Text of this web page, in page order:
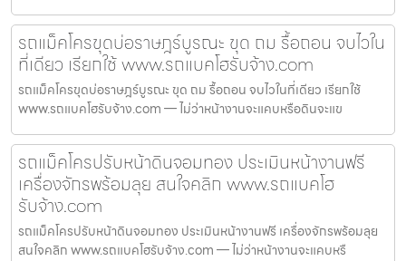
รถแม็คโครขุดบ่อราษฎร์บูรณะ ขุด ถม รื้อถอน จบไวใน
ที่เดียว เรียกใช้ www.รถแบคโฮรับจ้าง.com
รถแม็คโครขุดบ่อราษฎร์บูรณะ ขุด ถม รื้อถอน จบไวในที่เดียว เรียกใช้
www.รถแบคโฮรับจ้าง.com — ไม่ว่าหน้างานจะแคบหรือดินจะแข
รถแม็คโครปรับหน้าดินจอมทอง ประเมินหน้างานฟรี
เครื่องจักรพร้อมลุย สนใจคลิก www.รถแบคโฮ
รับจ้าง.com
รถแม็คโครปรับหน้าดินจอมทอง ประเมินหน้างานฟรี เครื่องจักรพร้อมลุย
สนใจคลิก www.รถแบคโฮรับจ้าง.com — ไม่ว่าหน้างานจะแคบหรื